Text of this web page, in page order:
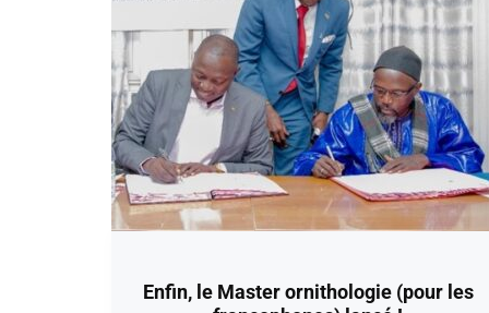
Enfin, le Master ornithologie (pour les